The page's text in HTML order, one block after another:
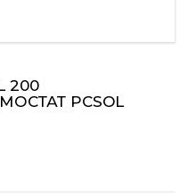
200
PCSOL